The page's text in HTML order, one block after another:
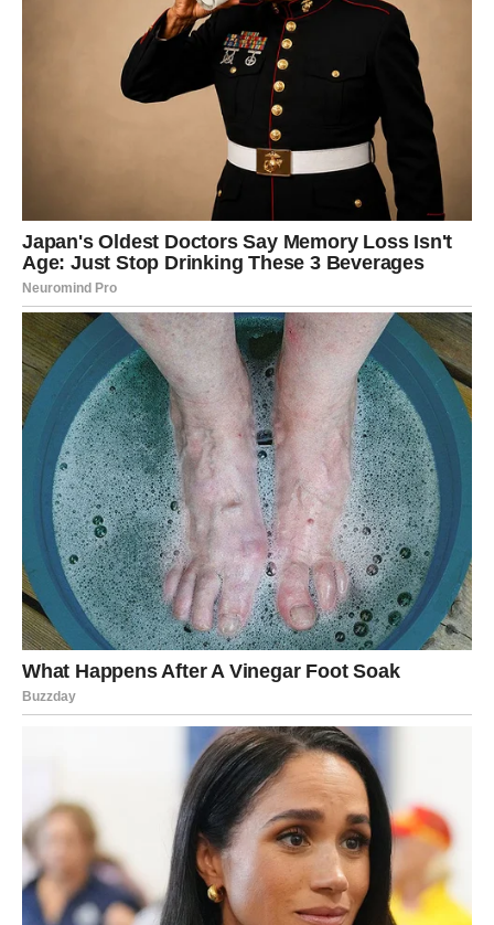
Pred vama su veoma uspješni dani.
DJEVICA
Pred vama su poslovne odluke koje mogu donijeti veliku
Jedna prilika sada vam otvara vrata mnogo bolje
finansijske budućnosti.
Pametan potez vam donosi uspjeh
Pred vama su veoma posebni trenuci.
VAGA
Vagama dolazi mnogo više motivacije i poslovne energije.
Finansijska situacija postaje stabilnija, a moguće su i
veoma korisne saradnje.
Novac dolazi kroz dobre kontakte